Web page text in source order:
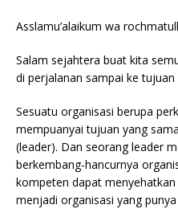
Asslamu’alaikum wa
Salam sejahtera buat kita
di perjalanan sampai ke tujuan
Sesuatu organisasi berupa
mempuanyai tujuan yang
(leader). Dan seorang leader
berkembang-hancurnya
kompeten dapat
menjadi organisasi yang